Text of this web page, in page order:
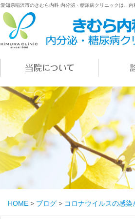
愛知県稲沢市のきむら内科 内分泌・糖尿病クリニックは、
HOME > ブログ > コロナウイルスの感